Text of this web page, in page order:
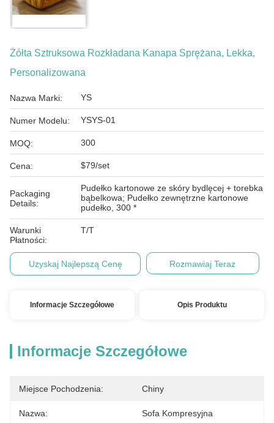
Żółta Sztruksowa Rozkładana Kanapa Sprężana, Lekka,
Personalizowana
Nazwa Marki: YS
Numer Modelu: YSYS-01
MOQ: 300
Cena: $79/set
Packaging
Details:
Pudełko kartonowe ze skóry bydlęcej + torebka
bąbelkowa; Pudełko zewnętrzne kartonowe
pudełko, 300 *
Warunki
Płatności:
T/T
Uzyskaj Najlepszą Cenę Rozmawiaj Teraz
Informacje Szczegółowe Opis Produktu
Informacje Szczegółowe
Miejsce Pochodzenia: Chiny
Nazwa: Sofa Kompresyjna